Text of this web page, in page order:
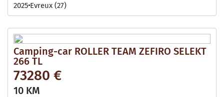
2025 Evreux (27)
Camping-car ROLLER TEAM ZEFIRO SELEKT
266 TL
73280 €
10 KM